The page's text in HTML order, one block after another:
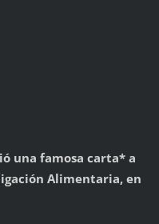
una famosa carta* a
Alimentaria, en